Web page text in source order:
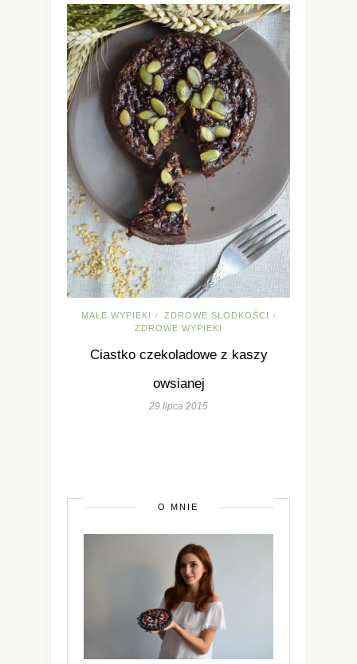
MAŁE WYPIEKI / ZDROWE SŁODKOŚCI /
ZDROWE WYPIEKI
Ciastko czekoladowe z kaszy
owsianej
29 lipca 2015
O MNIE